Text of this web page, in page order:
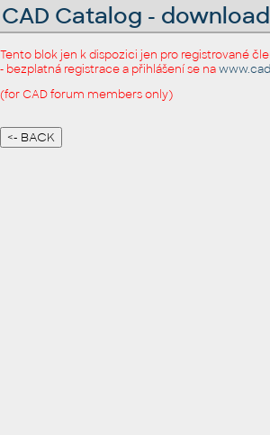
CAD Catalog -
Tento blok jen k dispozici jen pro registrované
- bezplatná registrace a přihlášení se na
(for CAD forum members only)